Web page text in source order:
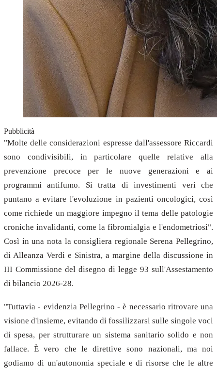
Pubblicità
"Molte delle considerazioni espresse dall'assessore Riccardi
sono condivisibili, in particolare quelle relative alla
prevenzione precoce per le nuove generazioni e ai
programmi antifumo. Si tratta di investimenti veri che
puntano a evitare l'evoluzione in pazienti oncologici, così
come richiede un maggiore impegno il tema delle patologie
croniche invalidanti, come la fibromialgia e l'endometriosi".
Così in una nota la consigliera regionale Serena Pellegrino,
di Alleanza Verdi e Sinistra, a margine della discussione in
III Commissione del disegno di legge 93 sull'Assestamento
di bilancio 2026-28.
"Tuttavia - evidenzia Pellegrino - è necessario ritrovare una
visione d'insieme, evitando di fossilizzarsi sulle singole voci
di spesa, per strutturare un sistema sanitario solido e non
fallace. È vero che le direttive sono nazionali, ma noi
godiamo di un'autonomia speciale e di risorse che le altre